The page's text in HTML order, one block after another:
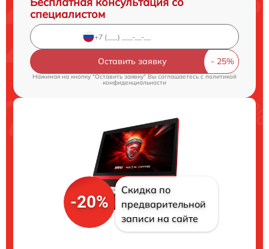
специалистом
Оставить заявку
Нажимая на кнопку "Оставить заявку" Вы соглашаетесь cполитикой
конфиденциальности
-20%
Скидка по
предварительной
записи на сайте